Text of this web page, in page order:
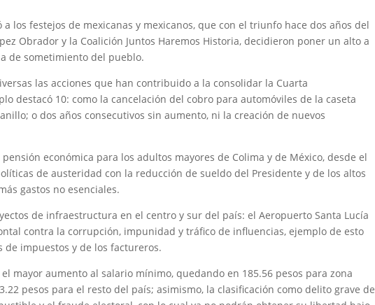
a los festejos de mexicanas y mexicanos, que con el triunfo hace dos años del
Obrador y la Coalición Juntos Haremos Historia, decidieron poner un alto a
de sometimiento del pueblo.
las acciones que han contribuido a la consolidar la Cuarta
destacó 10: como la cancelación del cobro para automóviles de la caseta
o dos años consecutivos sin aumento, ni la creación de nuevos
económica para los adultos mayores de Colima y de México, desde el
de austeridad con la reducción de sueldo del Presidente y de los altos
gastos no esenciales.
de infraestructura en el centro y sur del país: el Aeropuerto Santa Lucía
contra la corrupción, impunidad y tráfico de influencias, ejemplo de esto
de impuestos y de los factureros.
mayor aumento al salario mínimo, quedando en 185.56 pesos para zona
pesos para el resto del país; asimismo, la clasificación como delito grave de